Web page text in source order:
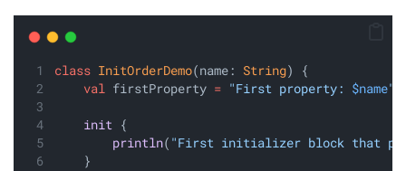
class InitOrderDemo(name: String) {
val firstProperty = "First property: $name"
init {
println( "First initializer block that
    }